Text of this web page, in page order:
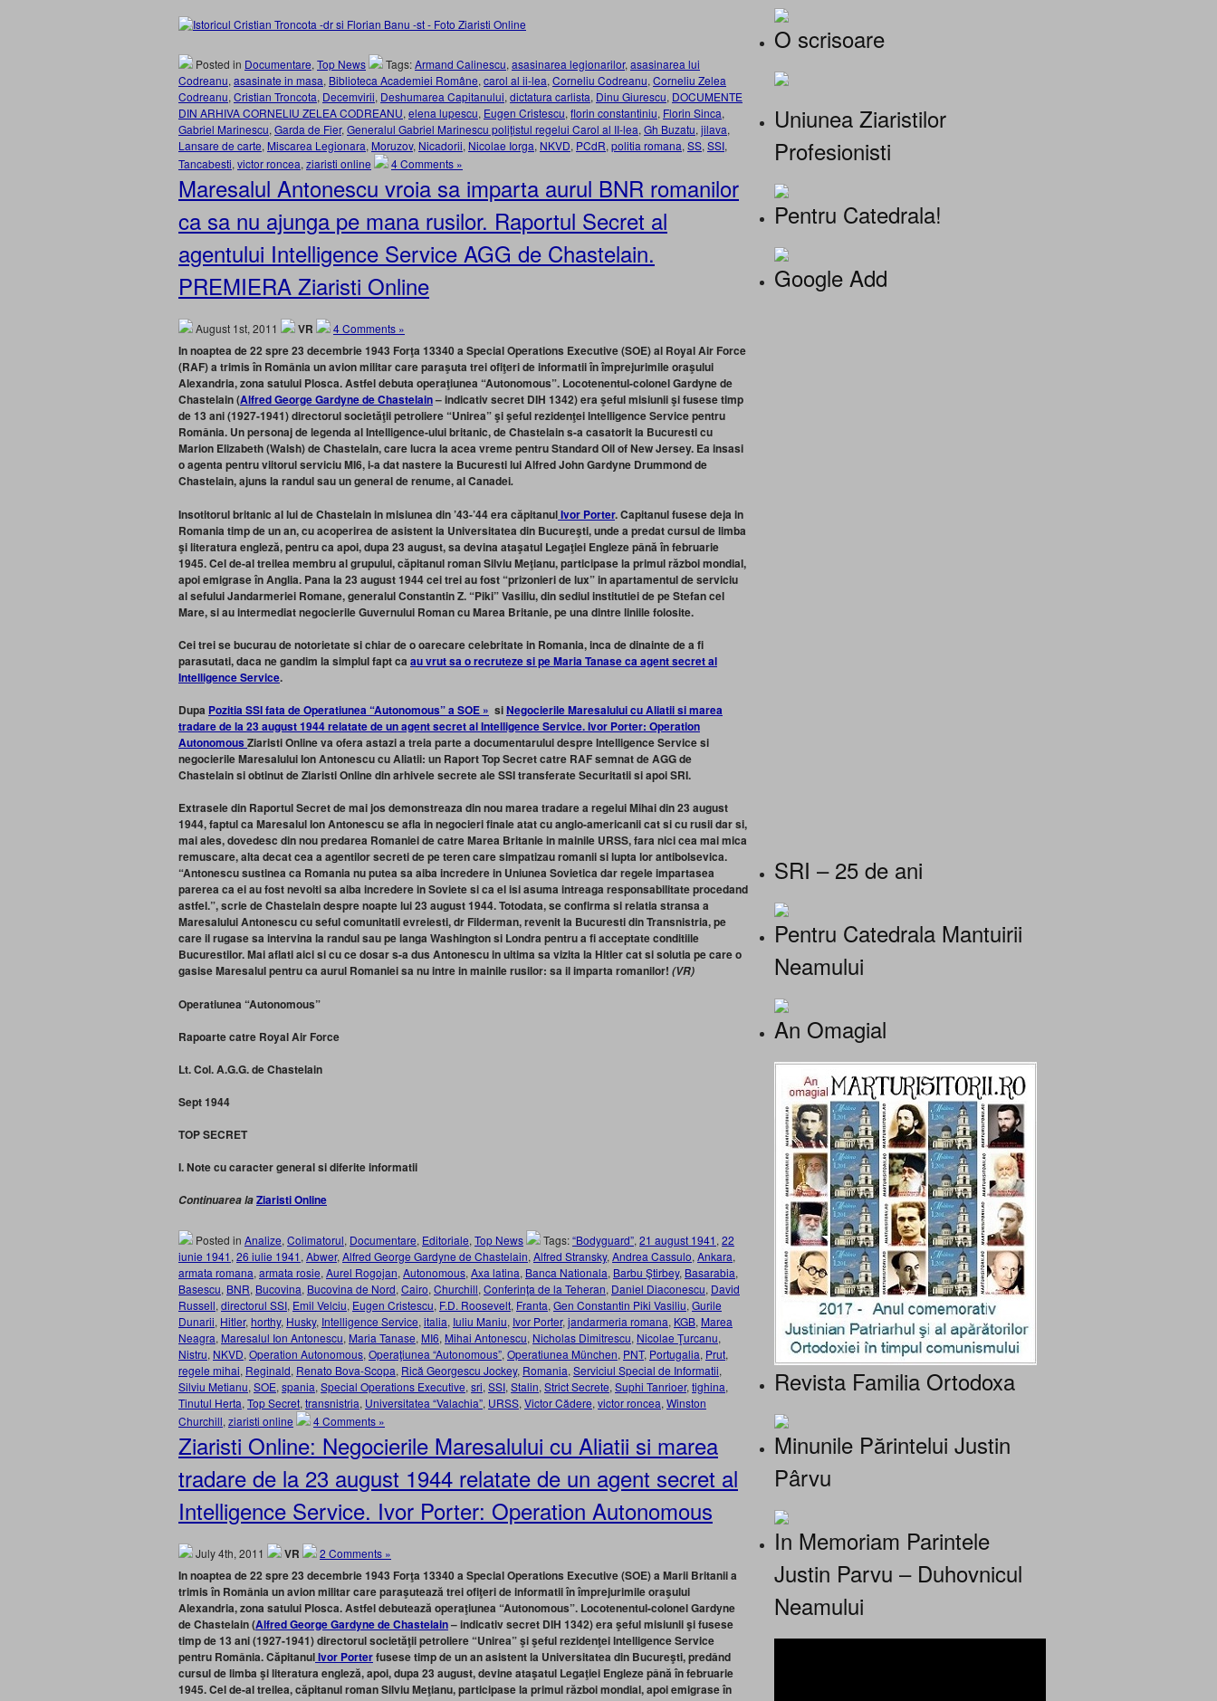
Posted in Documentare, Top News Tags:Armand Calinescu, asasinarea legionarilor, asasinarea lui
Codreanu, asasinate in masa, Biblioteca Academiei Române, carol al ii-lea, Corneliu Codreanu, Corneliu Zelea
Codreanu, Cristian Troncota, Decemvirii, Deshumarea Capitanului, dictatura carlista, Dinu Giurescu, DOCUMENTE
DIN ARHIVA CORNELIU ZELEA CODREANU, elena lupescu, Eugen Cristescu, florin constantiniu, Florin Sinca,
Gabriel Marinescu, Garda de Fier, Generalul Gabriel Marinescu poliţistul regelui Carol al II-lea, Gh Buzatu, jilava,
Lansare de carte, Miscarea Legionara, Moruzov, Nicadorii, Nicolae Iorga, NKVD, PCdR, politia romana, SS, SSI,
Tancabesti, victor roncea, ziaristi online 4 Comments »
Maresalul Antonescu vroia sa imparta aurul BNR romanilor
ca sa nu ajunga pe mana rusilor. Raportul Secret al
agentului Intelligence Service AGG de Chastelain.
PREMIERA Ziaristi Online
August 1st, 2011 VR 4 Comments »
In noaptea de 22 spre 23 decembrie 1943 Forţa 13340 a Special Operations Executive (SOE) al Royal Air Force
(RAF) a trimis în România un avion militar care paraşuta trei ofiţeri de informatii în împrejurimile oraşului
Alexandria, zona satului Plosca. Astfel debuta operaţiunea “Autonomous”. Locotenentul-colonel Gardyne de
Chastelain (Alfred George Gardyne de Chastelain–indicativ secret DIH 1342) era şeful misiunii şi fusese timp
de 13 ani (1927-1941) directorul societăţii petroliere “Unirea” şi şeful rezidenţei lntelligence Service pentru
România. Un personaj de legenda al Intelligence-ului britanic, de Chastelain s-a casatorit la Bucuresti cu
Marion Elizabeth (Walsh) de Chastelain, care lucra la acea vreme pentru Standard Oil of New Jersey. Ea insasi
o agenta pentru viitorul serviciu MI6, i-a dat nastere la Bucuresti lui Alfred John Gardyne Drummond de
Chastelain, ajuns la randul sau un general de renume, al Canadei.
Insotitorul britanic al lui de Chastelain in misiunea din ’43-’44 era căpitanulIvor Porter. Capitanul fusese deja in
Romania timp de un an, cu acoperirea de asistent la Universitatea din Bucureşti, unde a predat cursul de limba
şi literatura engleză, pentru ca apoi, dupa 23 august, sa devina ataşatul Legaţiei Engleze până în februarie
1945. Cel de-al treilea membru al grupului, căpitanul roman Silviu Meţianu, participase la primul război mondial,
apoi emigrase înAnglia. Pana la 23 august 1944 cei trei au fost “prizonieri de lux” in apartamentul de serviciu
al sefului Jandarmeriei Romane, generalul Constantin Z. “Piki” Vasiliu, din sediul institutiei de pe Stefan cel
Mare, si au intermediat negocierile Guvernului Roman cu Marea Britanie, pe una dintre liniile folosite.
Cei trei se bucurau de notorietate si chiar de o oarecare celebritate in Romania, inca de dinainte de a fi
parasutati, daca ne gandim la simplul fapt ca au vrut sa o recruteze si pe Maria Tanase ca agent secret al
Intelligence Service.
Dupa Pozitia SSI fata de Operatiunea “Autonomous” a SOE » siNegocierile Maresalului cu Aliatii si marea
tradare de la 23 august 1944 relatate de un agent secret al Intelligence Service. Ivor Porter: Operation
Autonomous Ziaristi Online va ofera astazi a treia parte a documentarului despre Intelligence Service si
negocierile Maresalului Ion Antonescu cu Aliatii: un Raport Top Secret catre RAF semnat de AGG de
Chastelain si obtinut de Ziaristi Online din arhivele secrete ale SSI transferate Securitatii si apoi SRI.
Extrasele din Raportul Secret de mai jos demonstreaza din nou marea tradare a regelui Mihai din 23 august
1944, faptul ca Maresalul Ion Antonescu se afla in negocieri finale atat cu anglo-americanii cat si cu rusii dar si,
mai ales, dovedesc din nou predarea Romaniei de catre Marea Britanie in mainile URSS, fara nici cea mai mica
remuscare, alta decat cea a agentilor secreti de pe teren care simpatizau romanii si lupta lor antibolsevica.
“Antonescu sustinea ca Romania nu putea sa aiba incredere in Uniunea Sovietica dar regele impartasea
parerea ca ei au fost nevoiti sa aiba incredere in Soviete si ca el isi asuma intreaga responsabilitate procedand
astfel.”, scrie de Chastelain despre noapte lui 23 august 1944.Totodata, se confirma si relatia stransa a
Maresalului Antonescu cu seful comunitatii evreiesti, dr Filderman, revenit la Bucuresti din Transnistria, pe
care il rugase sa intervina la randul sau pe langa Washington si Londra pentru a fi acceptate conditiile
Bucurestilor.Mai aflati aici si cu ce dosar s-a dus Antonescu in ultima sa vizita la Hitlercat si solutia pe care o
gasise Maresalul pentru ca aurul Romaniei sa nu intre in mainile rusilor: sa il imparta romanilor! (VR)
Operatiunea “Autonomous”
Rapoarte catre Royal Air Force
Lt. Col. A.G.G. de Chastelain
Sept 1944
TOP SECRET
I. Note cu caracter general si diferite informatii
Continuarea laZiaristi Online
Posted in Analize, Colimatorul, Documentare, Editoriale, Top News Tags:“Bodyguard”, 21 august 1941, 22
iunie 1941, 26 iulie 1941, Abwer, Alfred George Gardyne de Chastelain, Alfred Stransky, Andrea Cassulo, Ankara,
armata romana, armata rosie, Aurel Rogojan, Autonomous, Axa latina, Banca Nationala, Barbu Ştirbey, Basarabia,
Basescu, BNR, Bucovina, Bucovina de Nord, Cairo, Churchill, Conferinţa de la Teheran, Daniel Diaconescu, David
Russell, directorul SSI, Emil Velciu, Eugen Cristescu, F.D. Roosevelt, Franta, Gen Constantin Piki Vasiliu, Gurile
Dunarii, Hitler, horthy, Husky, Intelligence Service, italia, Iuliu Maniu, Ivor Porter, jandarmeria romana, KGB, Marea
Neagra, Maresalul Ion Antonescu, Maria Tanase, MI6, Mihai Antonescu, Nicholas Dimitrescu, Nicolae Ţurcanu,
Nistru, NKVD, Operation Autonomous, Operaţiunea “Autonomous”, Operatiunea München, PNT, Portugalia, Prut,
regele mihai, Reginald, Renato Bova-Scopa, Rică Georgescu Jockey, Romania, Serviciul Special de Informatii,
Silviu Metianu, SOE, spania, Special Operations Executive, sri, SSI, Stalin, Strict Secrete, Suphi Tanrioer, tighina,
Tinutul Herta, Top Secret, transnistria, Universitatea “Valachia”, URSS, Victor Cădere, victor roncea, Winston
Churchill, ziaristi online 4 Comments »
Ziaristi Online: Negocierile Maresalului cu Aliatii si marea
tradare de la 23 august 1944 relatate de un agent secret al
Intelligence Service. Ivor Porter: Operation Autonomous
July 4th, 2011 VR 2 Comments »
In noaptea de 22 spre 23 decembrie 1943 Forţa 13340 a Special Operations Executive (SOE) a Marii Britanii a
trimis în România un avion militar care paraşutează trei ofiţeri de informatii în împrejurimile oraşului
Alexandria, zona satului Plosca. Astfel debutează operaţiunea “Autonomous”. Locotenentul-colonel Gardyne
de Chastelain (Alfred George Gardyne de Chastelain–indicativ secret DIH 1342) era şeful misiunii şi fusese
timp de 13 ani (1927-1941) directorul societăţii petroliere “Unirea” şi şeful rezidenţei lntelligence Service
pentru România. CăpitanulIvor Porterfusese timp de un an asistent la Universitatea din Bucureşti, predând
cursul de limba şi literatura engleză, apoi, dupa 23 august, devine ataşatul Legaţiei Engleze până în februarie
1945. Cel de-al treilea, căpitanul roman Silviu Meţianu, participase la primul război mondial, apoi emigrase în
O scrisoare
Uniunea Ziaristilor
Profesionisti
Pentru Catedrala!
Google Add
SRI – 25 de ani
Pentru Catedrala Mantuirii
Neamului
An Omagial
Revista Familia Ortodoxa
Minunile Părintelui Justin
Pârvu
In Memoriam Parintele
Justin Parvu – Duhovnicul
Neamului